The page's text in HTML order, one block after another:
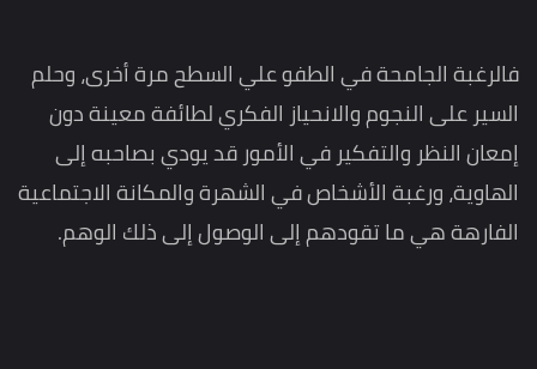
فالرغبة الجامحة في الطفو علي السطح مرة أخرى، وحلم
السير على النجوم والانحياز الفكري لطائفة معينة دون
إمعان النظر والتفكير في الأمور قد يودي بصاحبه إلى
الهاوية، ورغبة الأشخاص في الشهرة والمكانة الاجتماعية
الفارهة هي ما تقودهم إلى الوصول إلى ذلك الوهم.